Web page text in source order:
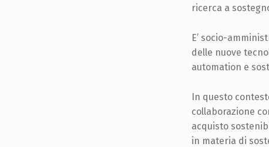
ricerca a
E’ socio-
delle nuove
automation e
In questo
collaborazione
acquisto
in materia di